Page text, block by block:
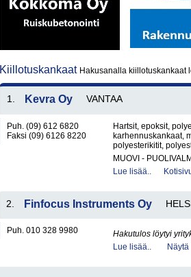
Kiillotuskankaat Hakusanalla kiillotuskankaat
1. Kevra Oy VANTAA
Puh. (09) 612 6820
Faksi (09) 6126 8220
Hartsit, epoksit,
karhennuskankaat,
polyesterikitit,
MUOVI -
Lue lisää..
2. Finfocus Instruments Oy
Puh. 010 328 9980
Hakutulos löytyi
Lue lisää..